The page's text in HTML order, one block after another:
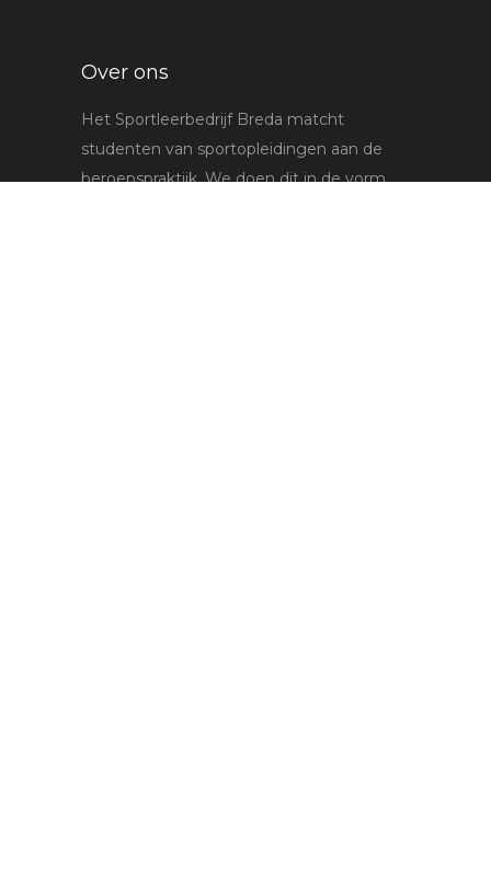
Over ons
Het Sportleerbedrijf Breda matcht
studenten van sportopleidingen aan de
beroepspraktijk. We doen dit in de vorm